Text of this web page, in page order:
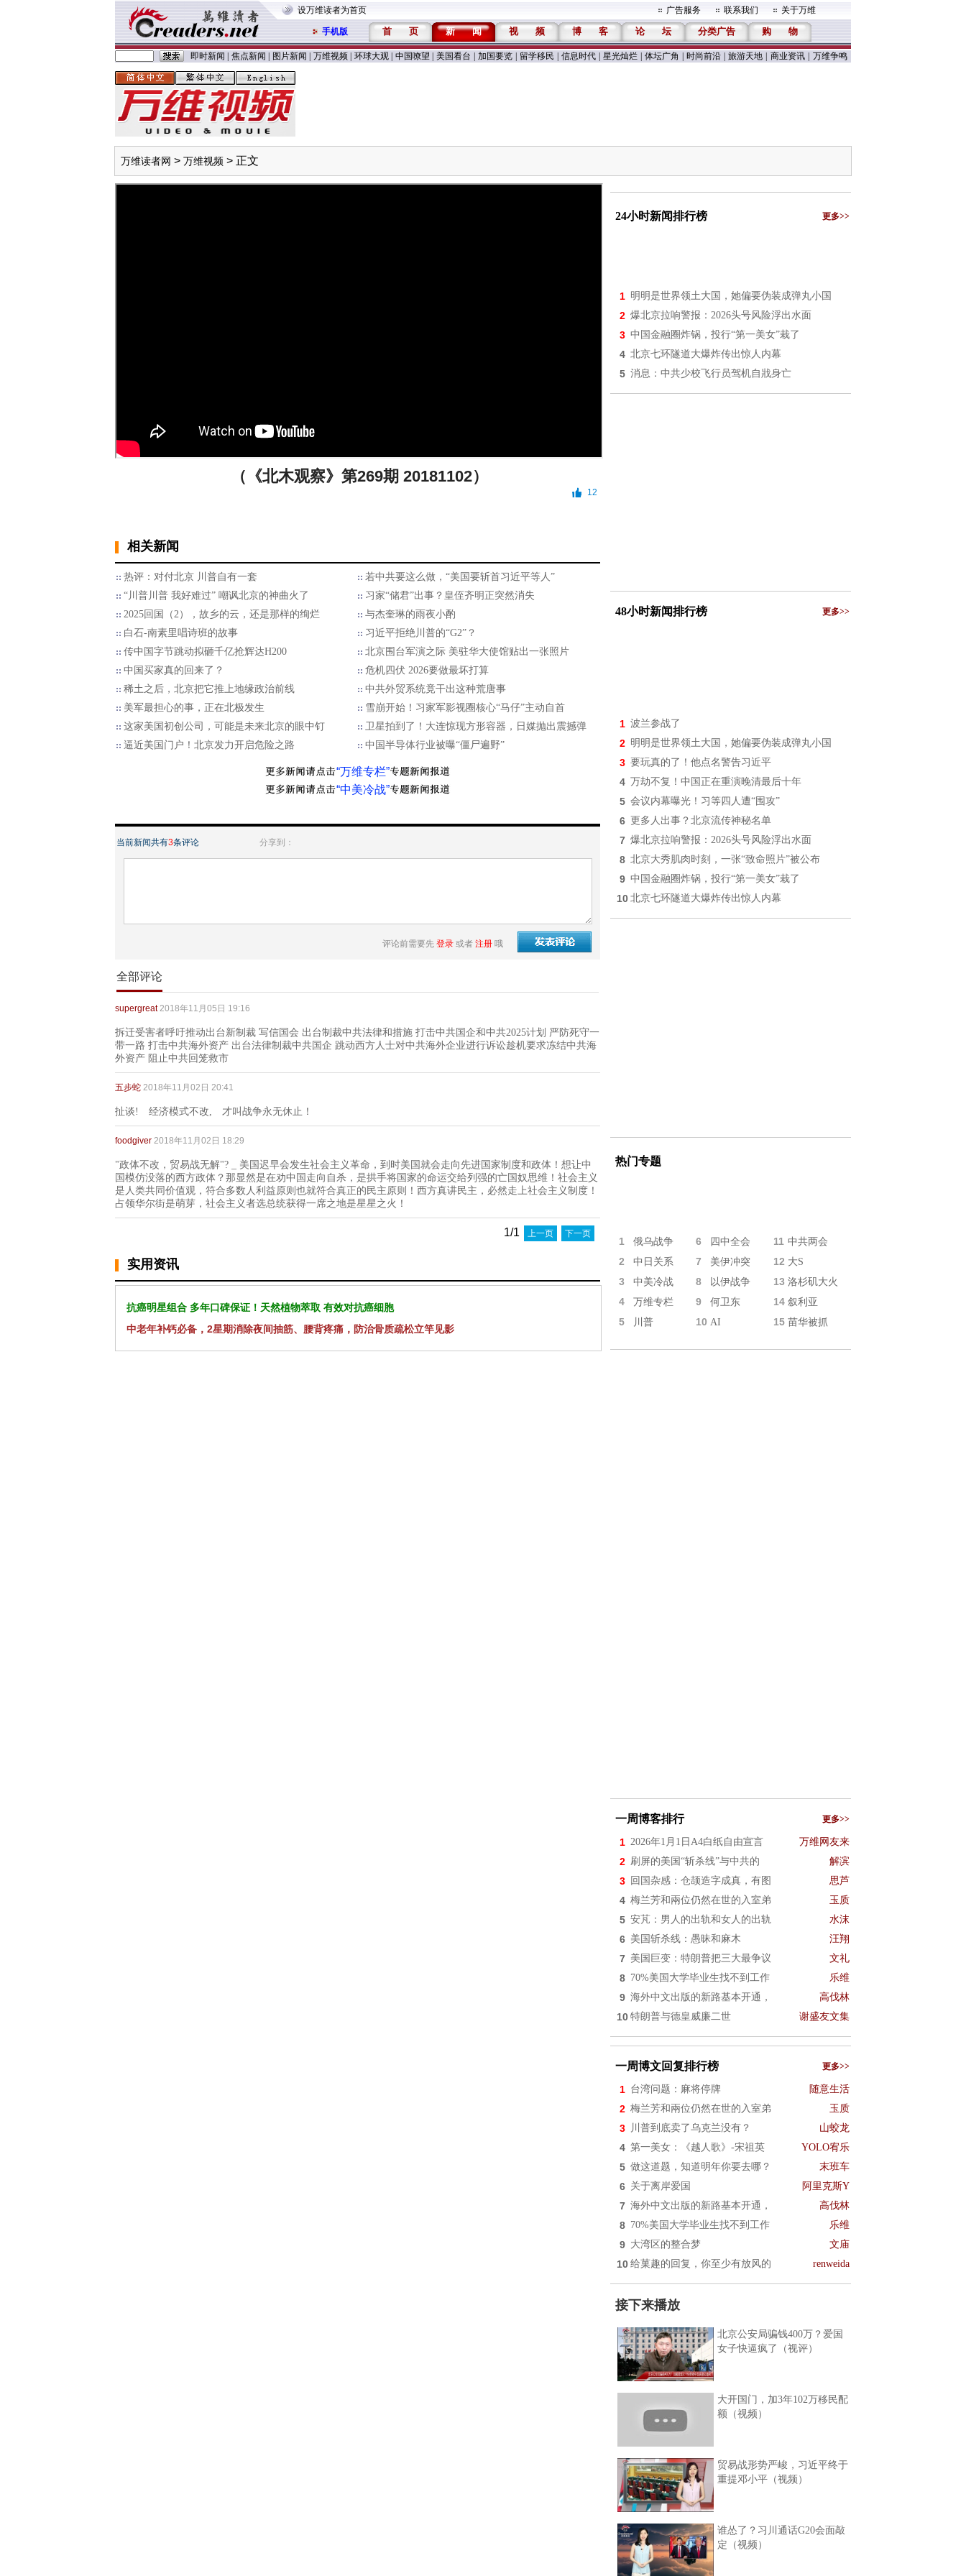
设万维读者为首页 广告服务 联系我们 关于万维
手机版 首 页 新 闻 视 频 博 客 论 坛 分类广告 购 物
即时新闻 焦点新闻 图片新闻 万维视频 环球大观 中国嘹望 美国看台 加国要览 留学移民 信息时代 星光灿烂 体坛广角 时尚前沿 旅游天地 商业资讯 万维争鸣
万维读者网 > 万维视频 > 正文
（《北木观察》第269期 20181102）
12
相关新闻
热评：对付北京 川普自有一套
若中共要这么做，“美国要斩首习近平等人”
“川普川普 我好难过” 嘲讽北京的神曲火了
习家“储君”出事？皇侄齐明正突然消失
2025回国（2），故乡的云，还是那样的绚烂
与杰奎琳的雨夜小酌
白石-南素里唱诗班的故事
习近平拒绝川普的“G2”？
传中国字节跳动拟砸千亿抢辉达H200
北京围台军演之际 美驻华大使馆贴出一张照片
中国买家真的回来了？
危机四伏 2026要做最坏打算
稀土之后，北京把它推上地缘政治前线
中共外贸系统竟干出这种荒唐事
美军最担心的事，正在北极发生
雪崩开始！习家军影视圈核心“马仔”主动自首
这家美国初创公司，可能是未来北京的眼中钉
卫星拍到了！大连惊现方形容器，日媒抛出震撼弹
逼近美国门户！北京发力开启危险之路
中国半导体行业被曝“僵尸遍野”
“万维专栏”
“中美冷战”
当前新闻共有3条评论 分享到：
评论前需要先 登录 或者 注册 哦
全部评论
supergreat 2018年11月05日 19:16
拆迁受害者呼吁推动出台新制裁 写信国会 出台制裁中共法律和措施 打击中共国企和中共2025计划 严防死守一
带一路 打击中共海外资产 出台法律制裁中共国企 跳动西方人士对中共海外企业进行诉讼趁机要求冻结中共海
外资产 阻止中共回笼救市
五步蛇 2018年11月02日 20:41
扯谈! 经济模式不改, 才叫战争永无休止！
foodgiver 2018年11月02日 18:29
"政体不改，贸易战无解"? _ 美国迟早会发生社会主义革命，到时美国就会走向先进国家制度和政体！想让中
国模仿没落的西方政体？那显然是在劝中国走向自杀，是拱手将国家的命运交给列强的亡国奴思维！社会主义
是人类共同价值观，符合多数人利益原则也就符合真正的民主原则！西方真讲民主，必然走上社会主义制度！
占领华尔街是萌芽，社会主义者选总统获得一席之地是星星之火！
1/1 上一页 下一页
实用资讯
抗癌明星组合 多年口碑保证！天然植物萃取 有效对抗癌细胞
中老年补钙必备，2星期消除夜间抽筋、腰背疼痛，防治骨质疏松立竿见影
24小时新闻排行榜 更多>>
1 明明是世界领土大国，她偏要伪装成弹丸小国
2 爆北京拉响警报：2026头号风险浮出水面
3 中国金融圈炸锅，投行“第一美女”栽了
4 北京七环隧道大爆炸传出惊人内幕
5 消息：中共少校飞行员驾机自戕身亡
48小时新闻排行榜 更多>>
1 波兰参战了
2 明明是世界领土大国，她偏要伪装成弹丸小国
3 要玩真的了！他点名警告习近平
4 万劫不复！中国正在重演晚清最后十年
5 会议内幕曝光！习等四人遭“围攻”
6 更多人出事？北京流传神秘名单
7 爆北京拉响警报：2026头号风险浮出水面
8 北京大秀肌肉时刻，一张“致命照片”被公布
9 中国金融圈炸锅，投行“第一美女”栽了
10 北京七环隧道大爆炸传出惊人内幕
热门专题
1 俄乌战争 6 四中全会 11 中共两会
2 中日关系 7 美伊冲突 12 大S
3 中美冷战 8 以伊战争 13 洛杉矶大火
4 万维专栏 9 何卫东 14 叙利亚
5 川普 10 AI 15 苗华被抓
一周博客排行 更多>>
1 2026年1月1日A4白纸自由宣言 万维网友来
2 刷屏的美国“斩杀线”与中共的 解滨
3 回国杂感：仓颉造字成真，有图 思芦
4 梅兰芳和兩位仍然在世的入室弟 玉质
5 安芃：男人的出轨和女人的出轨 水沫
6 美国斩杀线：愚昧和麻木 汪翔
7 美国巨变：特朗普把三大最争议 文礼
8 70%美国大学毕业生找不到工作 乐维
9 海外中文出版的新路基本开通， 高伐林
10 特朗普与德皇威廉二世 谢盛友文集
一周博文回复排行榜 更多>>
1 台湾问题：麻将停牌 随意生活
2 梅兰芳和兩位仍然在世的入室弟 玉质
3 川普到底卖了乌克兰没有？ 山蛟龙
4 第一美女：《越人歌》-宋祖英 YOLO宥乐
5 做这道题，知道明年你要去哪？ 末班车
6 关于离岸爱国 阿里克斯Y
7 海外中文出版的新路基本开通， 高伐林
8 70%美国大学毕业生找不到工作 乐维
9 大湾区的整合梦 文庙
10 给菓趣的回复，你至少有放风的 renweida
接下来播放
北京公安局骗钱400万？爱国
女子快逼疯了（视评）
大开国门，加3年102万移民配
额（视频）
贸易战形势严峻，习近平终于
重提邓小平（视频）
谁怂了？习川通话G20会面敲
定（视频）